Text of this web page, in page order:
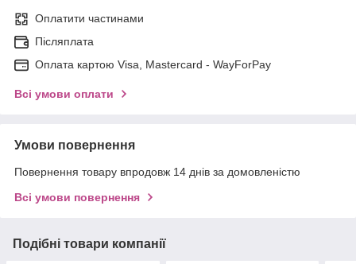
Оплатити частинами
Післяплата
Оплата картою Visa, Mastercard - WayForPay
Всі умови оплати
Умови повернення
Повернення товару впродовж 14 днів за домовленістю
Всі умови повернення
Подібні товари компанії